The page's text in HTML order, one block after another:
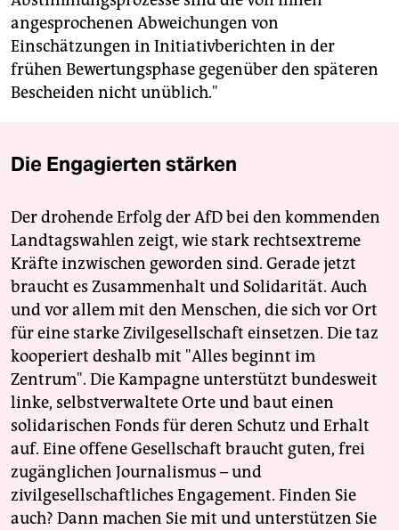
angesprochenen Abweichungen von
Einschätzungen in Initiativberichten in der
frühen Bewertungsphase gegenüber den späteren
Bescheiden nicht unüblich."
Die Engagierten stärken
Der drohende Erfolg der AfD bei den kommenden
Landtagswahlen zeigt, wie stark rechtsextreme
Kräfte inzwischen geworden sind. Gerade jetzt
braucht es Zusammenhalt und Solidarität. Auch
und vor allem mit den Menschen, die sich vor Ort
für eine starke Zivilgesellschaft einsetzen. Die taz
kooperiert deshalb mit "Alles beginnt im
Zentrum". Die Kampagne unterstützt bundesweit
linke, selbstverwaltete Orte und baut einen
solidarischen Fonds für deren Schutz und Erhalt
auf. Eine offene Gesellschaft braucht guten, frei
zugänglichen Journalismus – und
zivilgesellschaftliches Engagement. Finden Sie
auch? Dann machen Sie mit und unterstützen Sie